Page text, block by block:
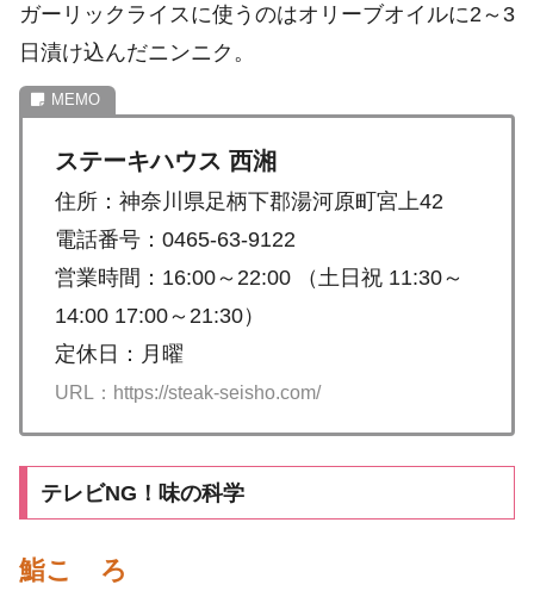
ガーリックライスに使うのはオリーブオイルに2～3
日漬け込んだニンニク。
ステーキハウス 西湘
住所：神奈川県足柄下郡湯河原町宮上42
電話番号：0465-63-9122
営業時間：16:00～22:00 （土日祝 11:30～
14:00 17:00～21:30）
定休日：月曜
URL：https://steak-seisho.com/
テレビNG！味の科学
鮨こゝろ